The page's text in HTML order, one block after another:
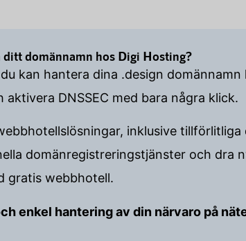
domännamn hos Digi Hosting?
kan hantera dina .design domännamn
DNSSEC med bara några klick.
inklusive tillförlitliga
domänregistreringstjänster och dra
gratis webbhotell.
enkel hantering av din närvaro på